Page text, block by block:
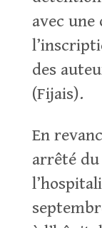
avec
des
(Fijais).
En
arrêté